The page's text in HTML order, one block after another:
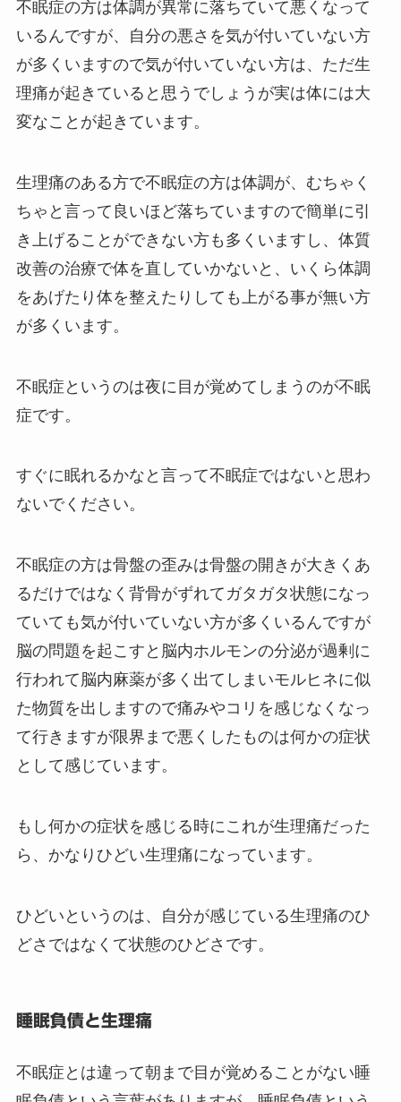
不眠症の方は体調が異常に落ちていて悪くなって
いるんですが、自分の悪さを気が付いていない方
が多くいますので気が付いていない方は、ただ生
理痛が起きていると思うでしょうが実は体には大
変なことが起きています。
生理痛のある方で不眠症の方は体調が、むちゃく
ちゃと言って良いほど落ちていますので簡単に引
き上げることができない方も多くいますし、体質
改善の治療で体を直していかないと、いくら体調
をあげたり体を整えたりしても上がる事が無い方
が多くいます。
不眠症というのは夜に目が覚めてしまうのが不眠
症です。
すぐに眠れるかなと言って不眠症ではないと思わ
ないでください。
不眠症の方は骨盤の歪みは骨盤の開きが大きくあ
るだけではなく背骨がずれてガタガタ状態になっ
ていても気が付いていない方が多くいるんですが
脳の問題を起こすと脳内ホルモンの分泌が過剰に
行われて脳内麻薬が多く出てしまいモルヒネに似
た物質を出しますので痛みやコリを感じなくなっ
て行きますが限界まで悪くしたものは何かの症状
として感じています。
もし何かの症状を感じる時にこれが生理痛だった
ら、かなりひどい生理痛になっています。
ひどいというのは、自分が感じている生理痛のひ
どさではなくて状態のひどさです。
睡眠負債と生理痛
不眠症とは違って朝まで目が覚めることがない睡